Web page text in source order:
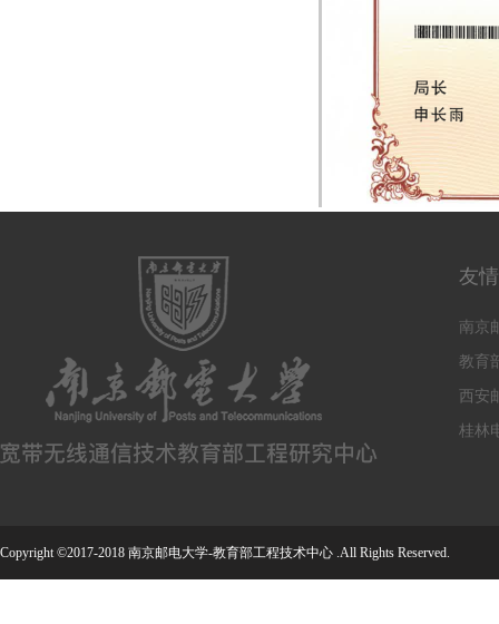
友
南京
教育
西安
桂林
Copyright ©2017-2018 南京邮电大学-教育部工程技术中心 .All Rights Reserved.